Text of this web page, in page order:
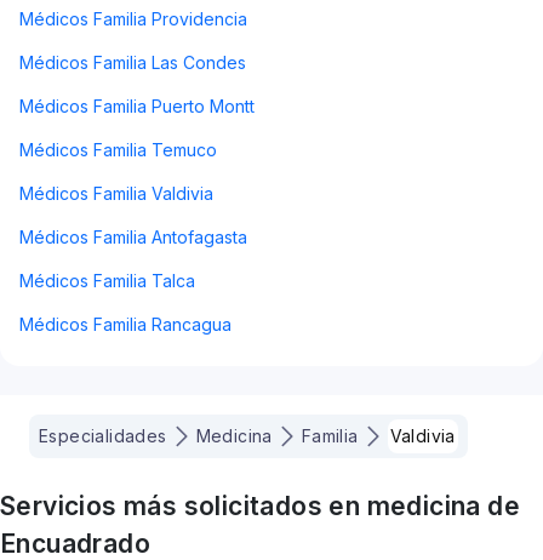
Médicos Familia Providencia
Médicos Familia Las Condes
Médicos Familia Puerto Montt
Médicos Familia Temuco
Médicos Familia Valdivia
Médicos Familia Antofagasta
Médicos Familia Talca
Médicos Familia Rancagua
Especialidades Medicina Familia Valdivia
Servicios más solicitados en medicina de
Encuadrado